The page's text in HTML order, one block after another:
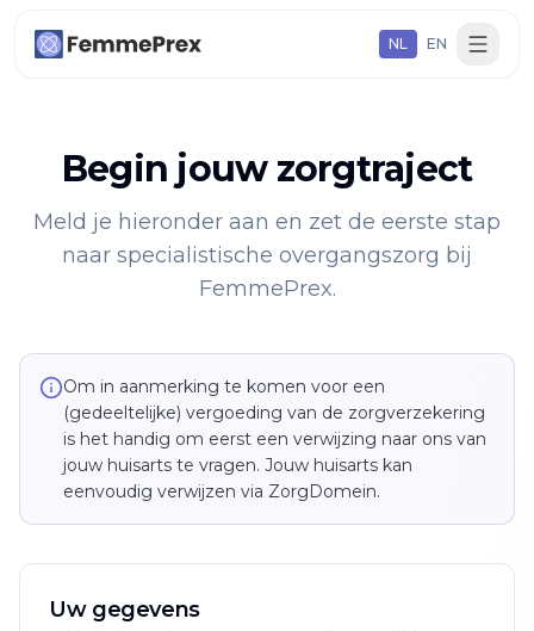
NL EN
Begin jouw zorgtraject
Meld je hieronder aan en zet de eerste stap
naar specialistische overgangszorg bij
FemmePrex.
Om in aanmerking te komen voor een
(gedeeltelijke) vergoeding van de zorgverzekering
is het handig om eerst een verwijzing naar ons van
jouw huisarts te vragen. Jouw huisarts kan
eenvoudig verwijzen via ZorgDomein.
Uw gegevens